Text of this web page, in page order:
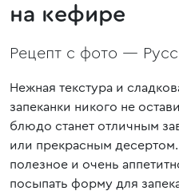
на кефире
Рецепт с фото —
Нежная текстура и
запеканки никого не
блюдо станет отличным
или прекрасным
полезное и очень
посыпать форму для